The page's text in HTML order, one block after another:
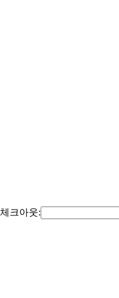
체크아웃: